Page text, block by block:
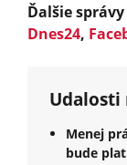
Ďalšie
Dnes24,
Udalosti
Menej
bude